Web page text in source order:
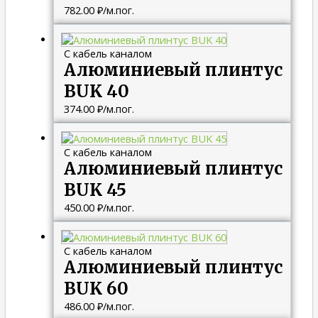
782.00 ₽/м.пог.
С кабель каналом
Алюминиевый плинтус
BUK 40
374.00 ₽/м.пог.
С кабель каналом
Алюминиевый плинтус
BUK 45
450.00 ₽/м.пог.
С кабель каналом
Алюминиевый плинтус
BUK 60
486.00 ₽/м.пог.